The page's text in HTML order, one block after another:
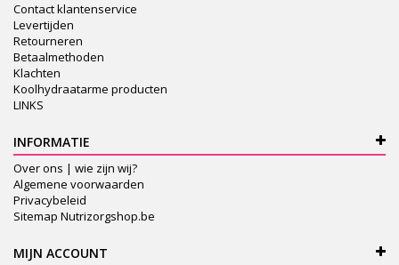
Contact klantenservice
Levertijden
Retourneren
Betaalmethoden
Klachten
Koolhydraatarme producten
LINKS
INFORMATIE
Over ons | wie zijn wij?
Algemene voorwaarden
Privacybeleid
Sitemap Nutrizorgshop.be
MIJN ACCOUNT